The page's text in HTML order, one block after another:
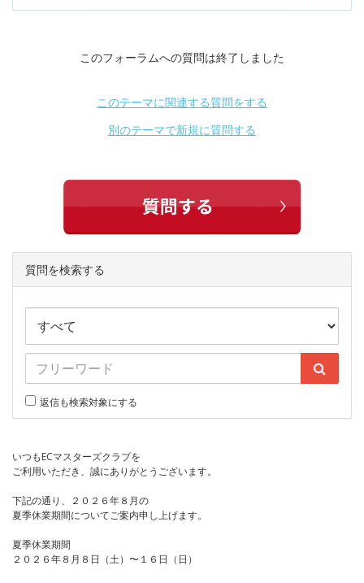
このフォーラムへの質問は終了しました
このテーマに関連する質問をする
別のテーマで新規に質問する
質問を検索する
返信も検索対象にする
いつもECマスターズクラブを
ご利用いただき、誠にありがとうございます。
下記の通り、２０２６年８月の
夏季休業期間についてご案内申し上げます。
夏季休業期間
２０２６年８月８日（土）〜１６日（日）